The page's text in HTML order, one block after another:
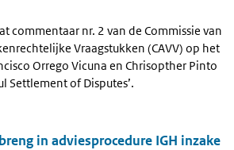
commentaar nr. 2 van de Commissie van
Vraagstukken (CAVV) op het
Orrego Vicuna en Chrisopther Pinto
Settlement of Disputes’.
in adviesprocedure IGH inzake